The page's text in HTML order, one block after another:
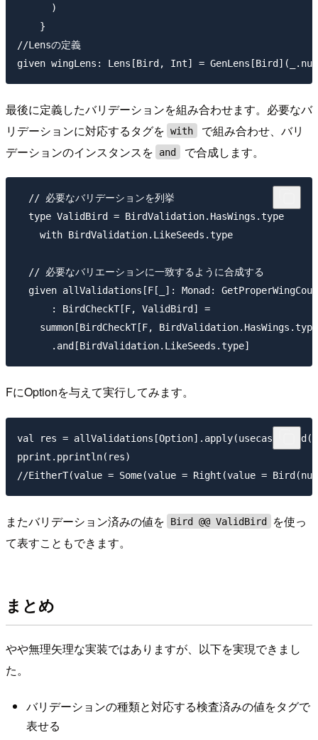
      )
    }
//Lensの定義
最後に定義したバリデーションを組み合わせます。必要なバ
リデーションに対応するタグを with
で組み合わせ、バリ
デーションのインスタンスを
and で合成します。
  // 必要なバリデーションを列挙
  type ValidBird = BirdValidation.HasWings.type
    with BirdValidation.LikeSeeds.type
  // 必要なバリエーションに一致するように合成する
given allValidations[F[_]: Monad:
      : BirdCheckT[F, ValidBird] =
summon[BirdCheckT[F,
FにOptionを与えて実行してみます。
val res =
pprint.pprintln(res)
またバリデーション済みの値を Bird @@ ValidBird
を使っ
て表すこともできます。
まとめ
やや無理矢理な実装ではありますが、以下を実現できまし
た。
バリデーションの種類と対応する検査済みの値をタグで
表せる